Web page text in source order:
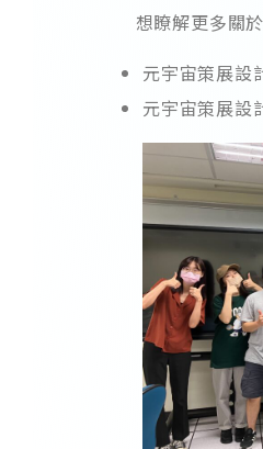
想瞭解更多關於
元宇宙策展設
元宇宙策展設